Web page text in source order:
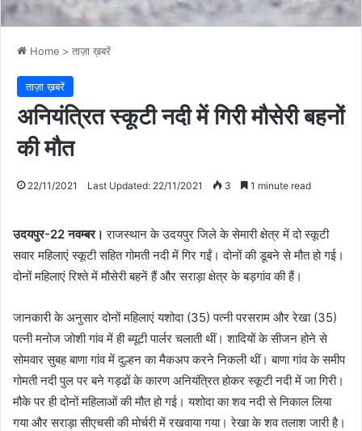
Home > ताज़ा ख़बरें
ताज़ा ख़बरें
अनियंत्रित स्कूटी नदी में गिरी मौसेरी बहनों
की मौत
22/11/2021 Last Updated: 22/11/2021 3 1 minute read
उदयपुर-22 नवम्बर।राजस्थान के उदयपुर जिले के सेमारी क्षेत्र में दो स्कूटी
सवार महिलाएं स्कूटी सहित गोमती नदी में गिर गईं। दोनों की डूबने से मौत हो गई।
दोनों महिलाएं रिश्ते में मौसेरी बहनें हैं और सराड़ा क्षेत्र के बड़गांव की हैं।
जानकारी के अनुसार दोनों महिलाएं यशोदा (35) पत्नी परसराम और रेखा (35)
पत्नी मनोज जोशी गांव में ही ब्यूटी पार्लर चलाती थीं। शादियों के सीजन होने से
सोमवार सुबह बाणा गांव में दुल्हन का मैकअप करने निकली थीं। बाणा गांव के समीप
गोमती नदी पुल पर बने गड्ढों के कारण अनियंत्रित होकर स्कूटी नदी में जा गिरी।
मौके पर ही दोनों महिलाओं की मौत हो गई। यशोदा का शव नदी से निकाल लिया
गया और सराड़ा सीएचसी की मोर्चरी में रखवाया गया। रेखा के शव तलाश जारी है।